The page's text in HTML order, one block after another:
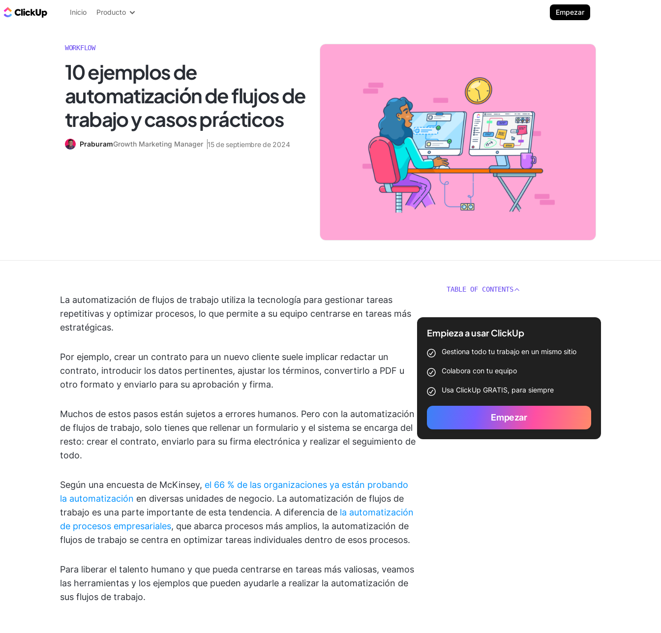
ClickUp Blog
Inicio Producto Empezar
WORKFLOW
10 ejemplos de
automatización de flujos de
trabajo y casos prácticos
PraburamGrowth Marketing Manager 15 de septiembre de 2024
La automatización de flujos de trabajo utiliza la tecnología para gestionar tareas
repetitivas y optimizar procesos, lo que permite a su equipo centrarse en tareas más
estratégicas.
Por ejemplo, crear un contrato para un nuevo cliente suele implicar redactar un
contrato, introducir los datos pertinentes, ajustar los términos, convertirlo a PDF u
otro formato y enviarlo para su aprobación y firma.
Muchos de estos pasos están sujetos a errores humanos. Pero con la automatización
de flujos de trabajo, solo tienes que rellenar un formulario y el sistema se encarga del
resto: crear el contrato, enviarlo para su firma electrónica y realizar el seguimiento de
todo.
Según una encuesta de McKinsey, el 66 % de las organizaciones ya están probando
la automatización en diversas unidades de negocio. La automatización de flujos de
trabajo es una parte importante de esta tendencia. A diferencia de la automatización
de procesos empresariales, que abarca procesos más amplios, la automatización de
flujos de trabajo se centra en optimizar tareas individuales dentro de esos procesos.
Para liberar el talento humano y que pueda centrarse en tareas más valiosas, veamos
las herramientas y los ejemplos que pueden ayudarle a realizar la automatización de
sus flujos de trabajo.
TABLE OF CONTENTS
Empieza a usar ClickUp
Gestiona todo tu trabajo en un mismo sitio
Colabora con tu equipo
Usa ClickUp GRATIS, para siempre
Empezar